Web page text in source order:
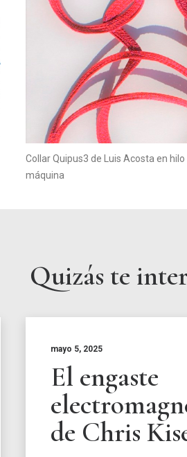
Collar Quipus3 de Luis Acosta en
máquina
Quizás te
mayo 5, 2025
El engaste
de Chris